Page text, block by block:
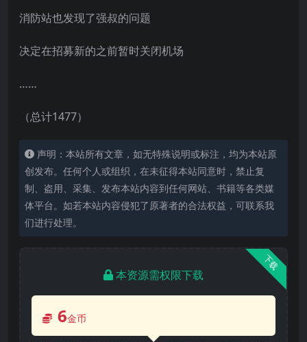
消防站也发现了强叔的问题
决定在招募新的之前暂时关闭机场
……
（总计1477）
声明：本站所有文章，如无特殊说明或标注，均为本站原
创发布。任何个人或组织，在未征得本站同意时，禁止复
制、盗用、采集、发布本站内容到任何网站、书籍等各类媒
体平台。如若本站内容侵犯了原著者的合法权益，可联系我
们进行处理。
下载
本资源需权限下载
6金币